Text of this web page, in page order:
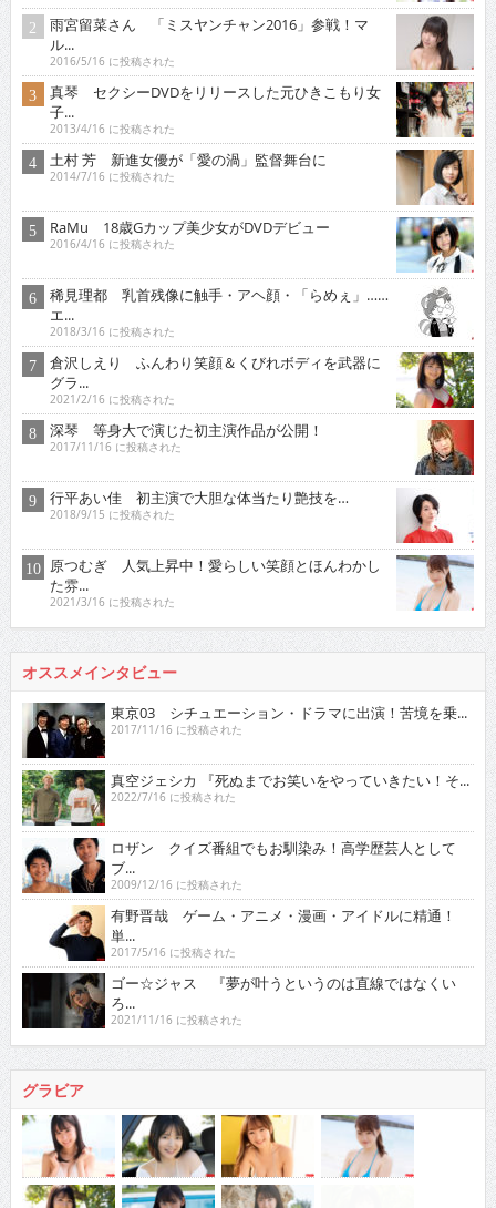
雨宮留菜さん 「ミスヤンチャン2016」参戦！マ
ル...
2016/5/16 に投稿された
真琴 セクシーDVDをリリースした元ひきこもり女
子...
2013/4/16 に投稿された
土村 芳 新進女優が「愛の渦」監督舞台に
2014/7/16 に投稿された
RaMu 18歳Gカップ美少女がDVDデビュー
2016/4/16 に投稿された
稀見理都 乳首残像に触手・アヘ顔・「らめぇ」……
エ...
2018/3/16 に投稿された
倉沢しえり ふんわり笑顔＆くびれボディを武器に
グラ...
2021/2/16 に投稿された
深琴 等身大で演じた初主演作品が公開！
2017/11/16 に投稿された
行平あい佳 初主演で大胆な体当たり艶技を…
2018/9/15 に投稿された
原つむぎ 人気上昇中！愛らしい笑顔とほんわかし
た雰...
2021/3/16 に投稿された
オススメインタビュー
東京03 シチュエーション・ドラマに出演！苦境を乗...
2017/11/16 に投稿された
真空ジェシカ 『死ぬまでお笑いをやっていきたい！そ...
2022/7/16 に投稿された
ロザン クイズ番組でもお馴染み！高学歴芸人として
ブ...
2009/12/16 に投稿された
有野晋哉 ゲーム・アニメ・漫画・アイドルに精通！
単...
2017/5/16 に投稿された
ゴー☆ジャス 『夢が叶うというのは直線ではなくい
ろ...
2021/11/16 に投稿された
グラビア